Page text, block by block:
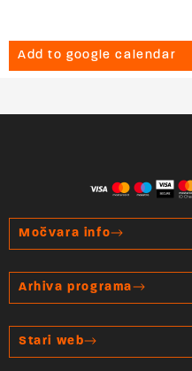
Add to google calendar
Močvara info
Arhiva programa
Stari web